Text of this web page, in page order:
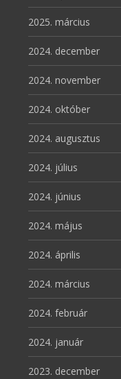
2025. március
2024. december
2024. november
2024. október
2024. augusztus
2024. július
2024. június
2024. május
2024. április
2024. március
2024. február
2024. január
2023. december